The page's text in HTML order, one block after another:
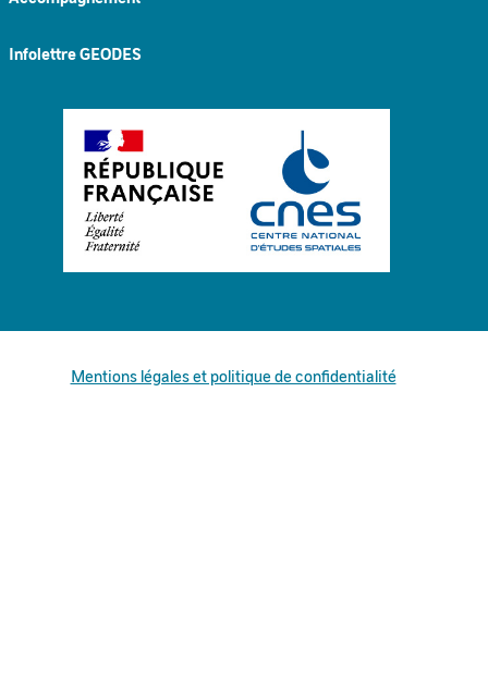
Infolettre GEODES
Mentions légales et politique de confidentialité